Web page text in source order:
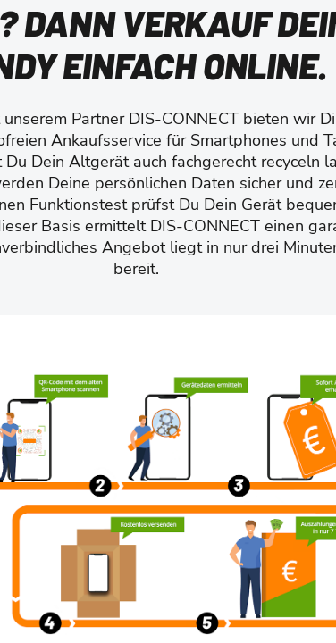
DANN VERKAUF
EINFACH ONLINE.
Partner DIS-CONNECT bieten wir
Ankaufsservice für Smartphones und
Dein Altgerät auch fachgerecht recyceln
Deine persönlichen Daten sicher und
Funktionstest prüfst Du Dein Gerät
Basis ermittelt DIS-CONNECT einen
Angebot liegt in nur drei
bereit.